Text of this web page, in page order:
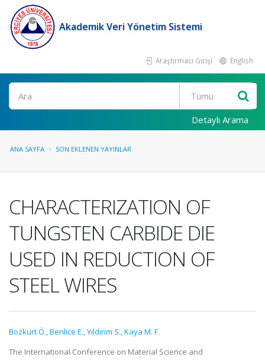
Akademik Veri Yönetim Sistemi
Araştırmacı Girişi English
Ara
Detaylı Arama
ANA SAYFA SON EKLENEN YAYINLAR
CHARACTERIZATION OF
TUNGSTEN CARBIDE DIE
USED IN REDUCTION OF
STEEL WIRES
Bozkurt Ö.,Benlice E.,Yıldırım S.,Kaya M. F.
The International Conference on Material Science and